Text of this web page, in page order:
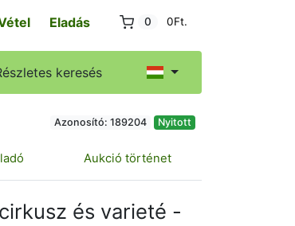
Eladás 0 0Ft.
keresés
Azonosító: 189204 Nyitott
Aukció történet
és varieté -